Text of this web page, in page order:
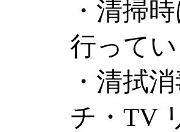
・清掃
行ってい
・清拭
チ・TV